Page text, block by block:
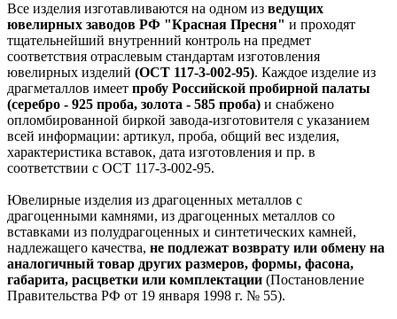
Все изделия изготавливаются на одном из ведущих
ювелирных заводов РФ "Красная Пресня" и проходят
тщательнейший внутренний контроль на предмет
соответствия отраслевым стандартам изготовления
ювелирных изделий (ОСТ 117-3-002-95). Каждое изделие из
драгметаллов имеет пробу Российской пробирной палаты
(серебро - 925 проба, золота - 585 проба) и снабжено
опломбированной биркой завода-изготовителя с указанием
всей информации: артикул, проба, общий вес изделия,
характеристика вставок, дата изготовления и пр. в
соответствии с ОСТ 117-3-002-95.
Ювелирные изделия из драгоценных металлов с
драгоценными камнями, из драгоценных металлов со
вставками из полудрагоценных и синтетических камней,
надлежащего качества, не подлежат возврату или обмену на
аналогичный товар других размеров, формы, фасона,
габарита, расцветки или комплектации (Постановление
Правительства РФ от 19 января 1998 г. № 55).